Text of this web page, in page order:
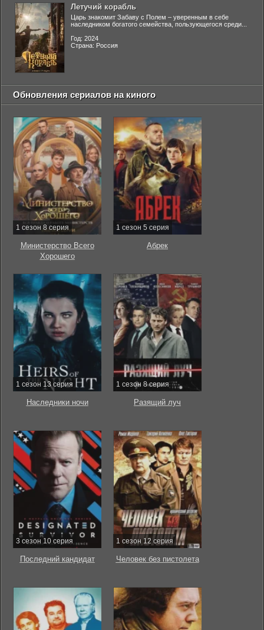
Летучий корабль
Царь знакомит Забаву с Полем – уверенным в себе
наследником богатого семейства, пользующегося среди...
Год: 2024
Страна: Россия
Обновления сериалов на киного
1 сезон 8 серия
Министерство Всего
Хорошего
1 сезон 5 серия
Абрек
1 сезон 13 серия
Наследники ночи
1 сезон 8 серия
Разящий луч
3 сезон 10 серия
Последний кандидат
1 сезон 12 серия
Человек без пистолета